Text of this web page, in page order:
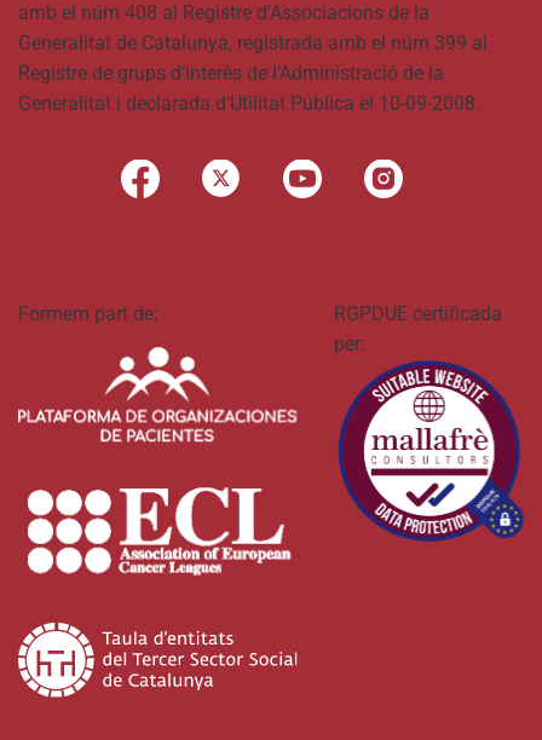
amb el núm 408 al Registre d’Associacions de la
Generalitat de Catalunya, registrada amb el núm 399 al
Registre de grups d’interès de l’Administració de la
Generalitat i declarada d’Utilitat Pública el 10-09-2008.
Formem part de:
RGPDUE certificada
per: